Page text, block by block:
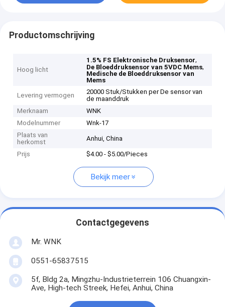
Productomschrijving
Hoog licht
1.5% FS Elektronische Druksensor,
De Bloeddruksensor van 5VDC Mems,
Medische de Bloeddruksensor van
Mems
Levering vermogen
20000 Stuk/Stukken per De sensor van
de maanddruk
Merknaam
WNK
Modelnummer
Wnk-17
Plaats van
herkomst
Anhui, China
Prijs $4.00 - $5.00/Pieces
Bekijk meer
Contactgegevens
Mr. WNK
0551-65837515
5f, Bldg 2a, Mingzhu-Industrieterrein 106 Chuangxin-
Ave, High-tech Streek, Hefei, Anhui, China